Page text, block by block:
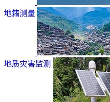
地籍测量
地质灾害监测